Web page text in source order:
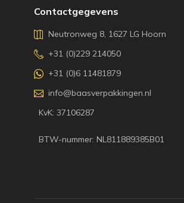
Contactgegevens
Neutronweg 8, 1627 LG Hoorn
+31 (0)229 214050
+31 (0)6 11481879
info@baasverpakkingen.nl
KvK: 37106287
BTW-nummer: NL811889385B01